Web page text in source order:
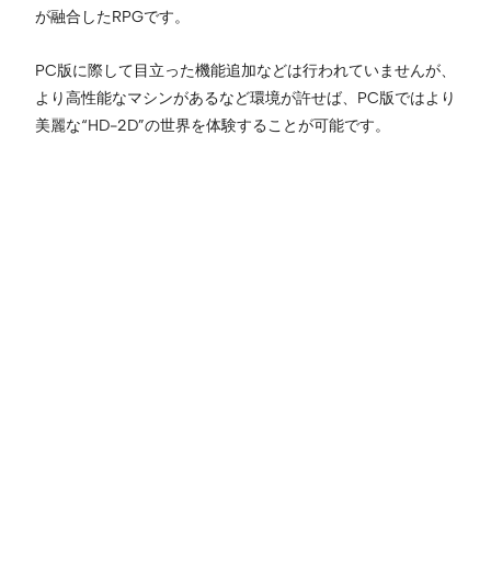
が融合したRPGです。
PC版に際して目立った機能追加などは行われていませんが、
より高性能なマシンがあるなど環境が許せば、PC版ではより
美麗な“HD-2D”の世界を体験することが可能です。